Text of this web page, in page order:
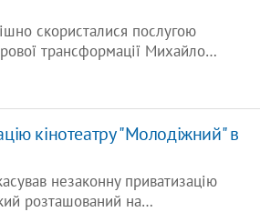
скористалися послугою
трансформації Михайло…
кінотеатру "Молодіжний" в
незаконну приватизацію
розташований на…